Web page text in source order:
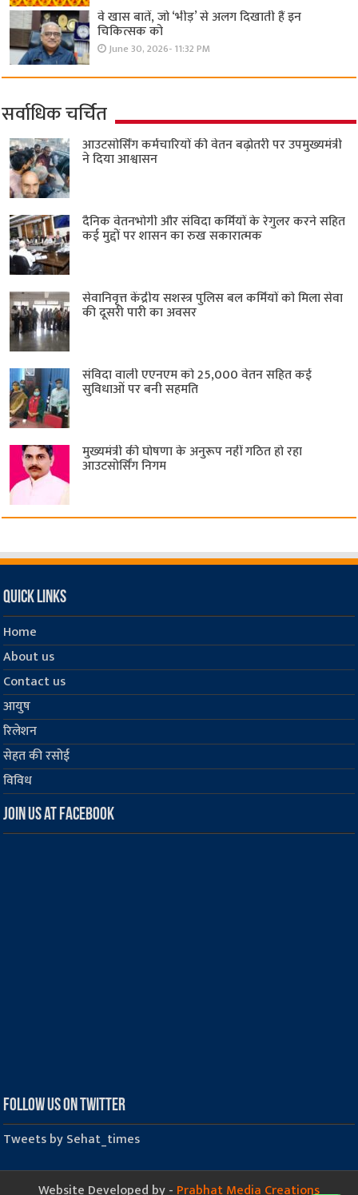
वे खास बातें, जो ‘भीड़’ से अलग दिखाती हैं इन
चिकित्सक को
June 30, 2026- 11:32 PM
सर्वाधिक चर्चित
आउटसोर्सिंग कर्मचारियों की वेतन बढ़ोतरी पर उपमुख्यमंत्री
ने दिया आश्वासन
दैनिक वेतनभोगी और संविदा कर्मियों के रेगुलर करने सहित
कई मुद्दों पर शासन का रुख सकारात्मक
सेवानिवृत्त केंद्रीय सशस्त्र पुलिस बल ​कर्मियों को मिला सेवा
की दूसरी पारी का अवसर
संविदा वाली एएनएम को 25,000 वेतन सहित कई
सुविधाओं पर बनी सहमति
मुख्यमंत्री की घोषणा के अनुरूप नहीं गठित हो रहा
आउटसोर्सिंग निगम
Quick Links
Home
About us
Contact us
आयुष
रिलेशन
सेहत की रसोई
विविध
Join us at Facebook
Follow us on Twitter
Tweets by Sehat_times
Website Developed by - Prabhat Media Creations